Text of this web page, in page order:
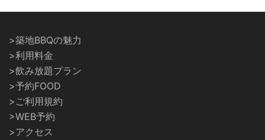
>築地BBQの魅力
>利用料金
>飲み放題プラン
>予約FOOD
>ご利用規約
>WEB予約
>アクセス